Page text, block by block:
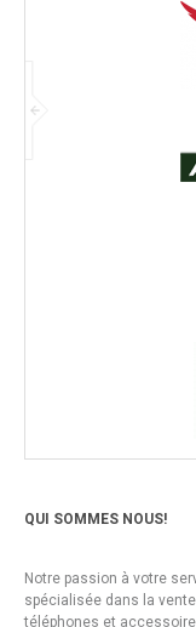
QUI SOMMES NOUS!
Notre passion à votre
spécialisée dans la
téléphones et